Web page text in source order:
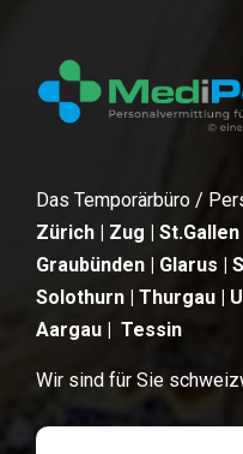
Das Temporärbüro /
Zürich | Zug | St.Gallen
Graubünden | Glarus |
Solothurn | Thurgau |
Aargau | Tessin
Wir sind für Sie